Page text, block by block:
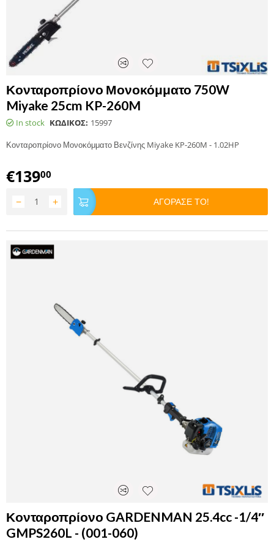
Κονταροπρίονο Μονοκόμματο 750W
Miyake 25cm KP-260M
In stock ΚΩΔΙΚΟΣ: 15997
Κονταροπρίονο Μονοκόμματο Βενζίνης Miyake KP-260M - 1.02HP
€13900
+
− ΑΓΟΡΑΣΕ ΤΟ!
Κονταροπρίονο GARDENMAN 25.4cc -1/4″
GMPS260L - (001-060)